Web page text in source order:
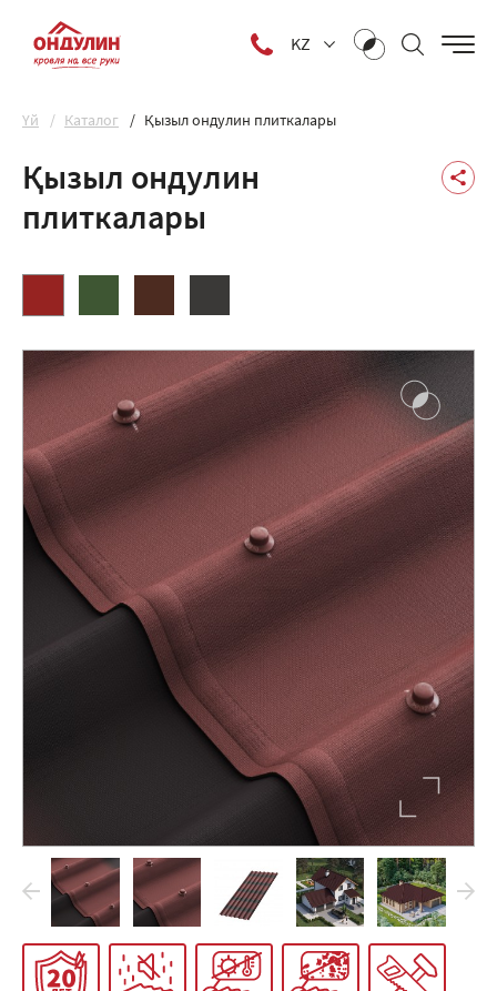
KZ
Yй Каталог Қызыл ондулин плиткалары
Қызыл ондулин
плиткалары